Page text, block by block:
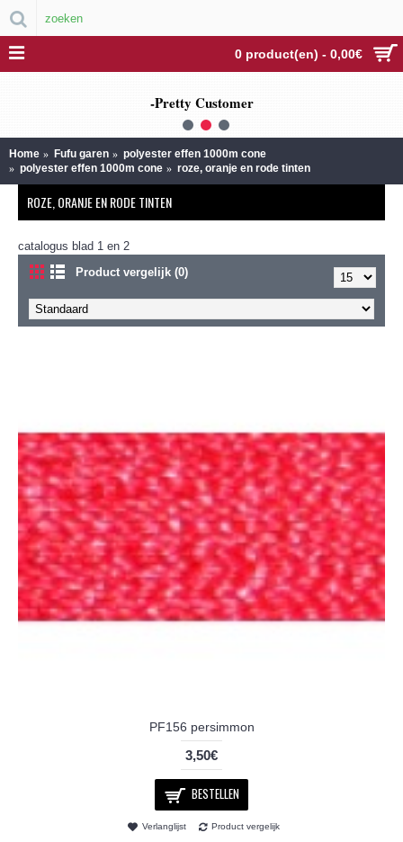
0 product(en) - 0,00€
-Pretty Customer
1 2 3
Home Fufu garen
polyester effen 1000m cone
polyester effen 1000m cone
roze, oranje en rode tinten
ROZE, ORANJE EN RODE TINTEN
catalogus blad 1 en 2
Product vergelijk (0)
PF156 persimmon
3,50€
BESTELLEN
Verlanglijst Product vergelijk